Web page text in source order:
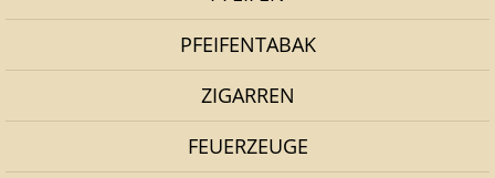
PFEIFENTABAK
ZIGARREN
FEUERZEUGE